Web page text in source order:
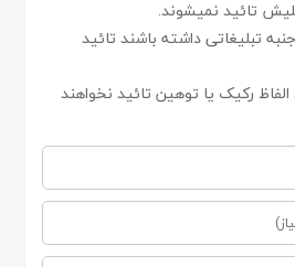
تائید نمیشوند.
تبلیغاتی داشته باشند تائید
رکیک یا توهین تائید نخواهند